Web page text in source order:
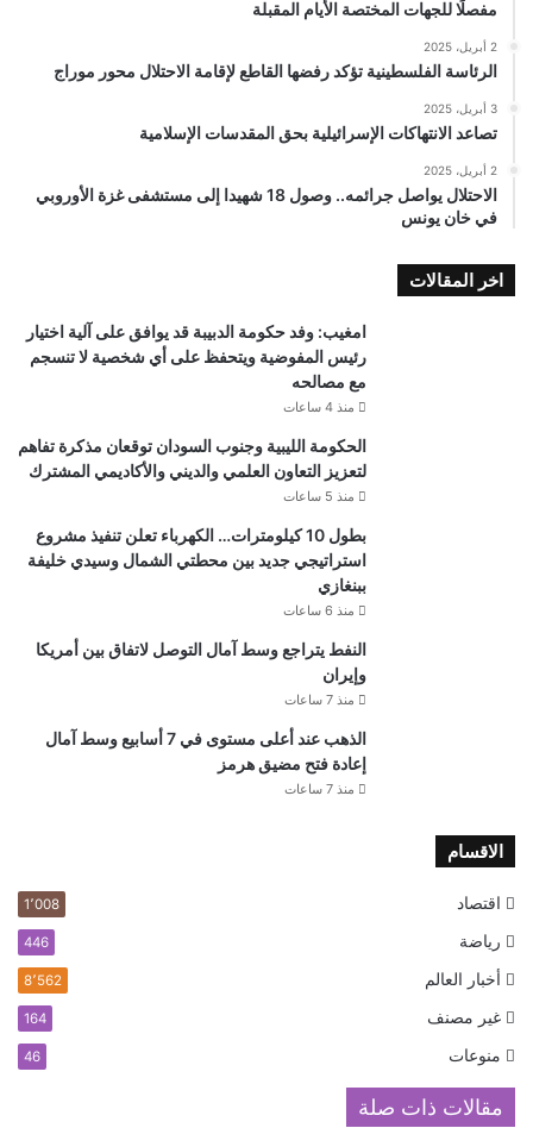
مفصلًا للجهات المختصة الأيام المقبلة
2 أبريل، 2025
الرئاسة الفلسطينية تؤكد رفضها القاطع لإقامة الاحتلال محور موراج
3 أبريل، 2025
تصاعد الانتهاكات الإسرائيلية بحق المقدسات الإسلامية
2 أبريل، 2025
الاحتلال يواصل جرائمه.. وصول 18 شهيدا إلى مستشفى غزة الأوروبي
في خان يونس
اخر المقالات
امغيب: وفد حكومة الدبيبة قد يوافق على آلية اختيار
رئيس المفوضية ويتحفظ على أي شخصية لا تنسجم
مع مصالحه
منذ 4 ساعات
الحكومة الليبية وجنوب السودان توقعان مذكرة تفاهم
لتعزيز التعاون العلمي والديني والأكاديمي المشترك
منذ 5 ساعات
بطول 10 كيلومترات… الكهرباء تعلن تنفيذ مشروع
استراتيجي جديد بين محطتي الشمال وسيدي خليفة
ببنغازي
منذ 6 ساعات
النفط يتراجع وسط آمال التوصل لاتفاق بين أمريكا
وإيران
منذ 7 ساعات
الذهب عند أعلى مستوى في 7 أسابيع وسط آمال
إعادة فتح مضيق هرمز
منذ 7 ساعات
الاقسام
اقتصاد 1٬008
رياضة 446
أخبار العالم 8٬562
غير مصنف 164
منوعات 46
مقالات ذات صلة